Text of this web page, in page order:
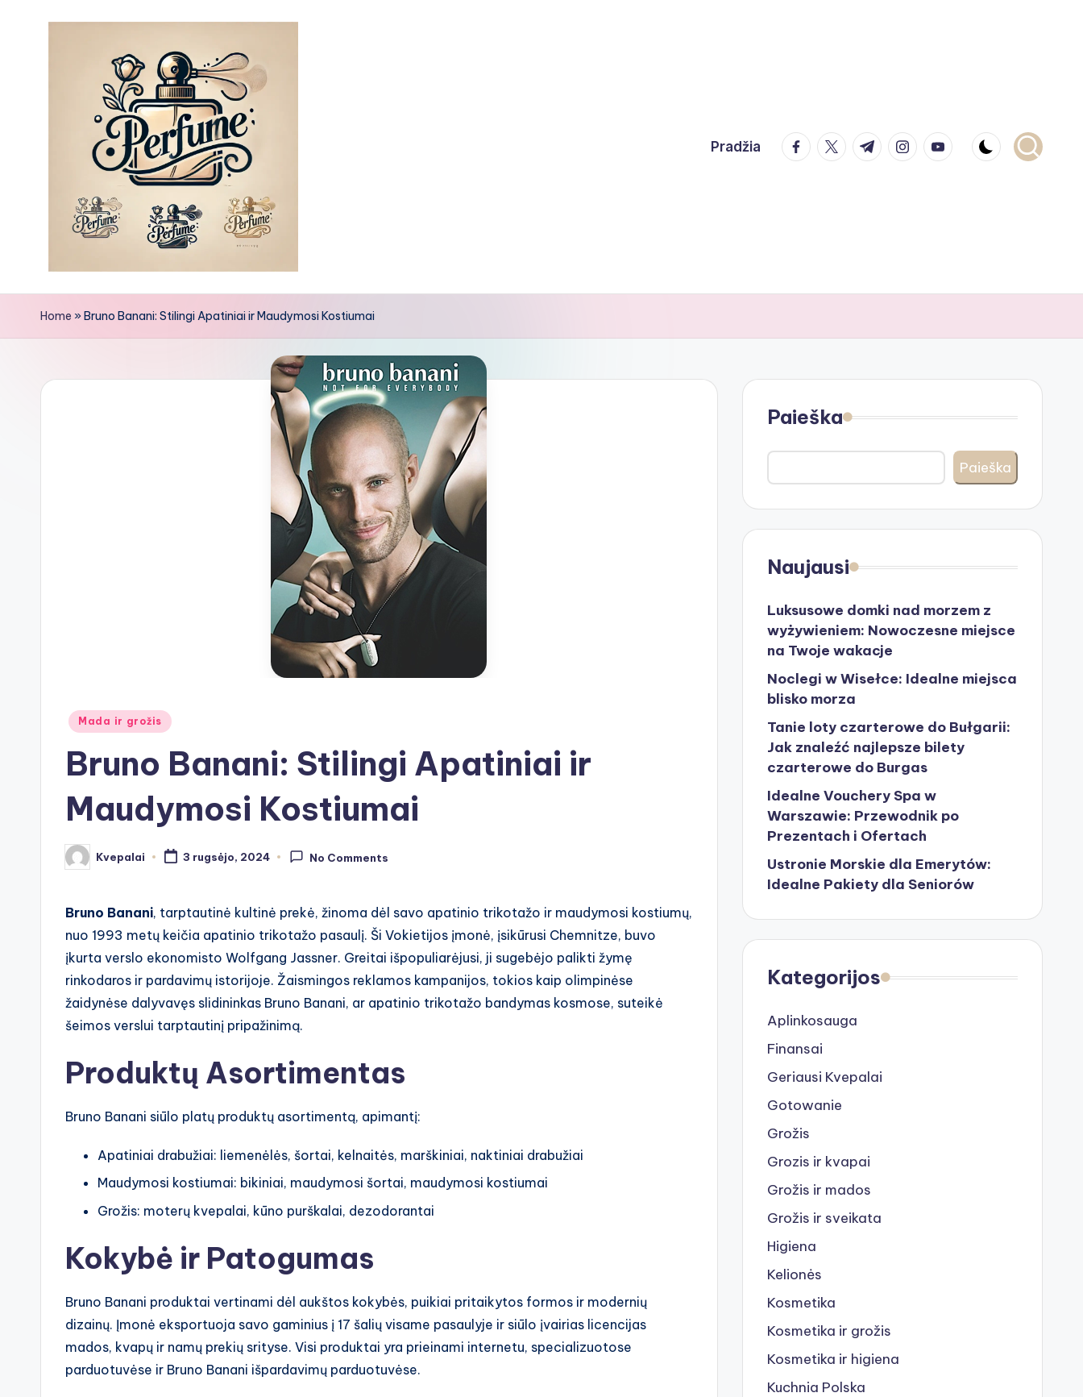
Pradžia facebook.com
twitter.com
t.me instagram.com
youtube.com
Home »Bruno Banani: Stilingi Apatiniai ir Maudymosi Kostiumai
Posted
Mada ir grožis
Bruno Banani: Stilingi Apatiniai ir
Maudymosi Kostiumai
Posted
by
Kvepalai 3 rugsėjo, 2024 No Comments
Bruno Banani, tarptautinė kultinė prekė, žinoma dėl savo apatinio trikotažo ir maudymosi kostiumų,
nuo 1993 metų keičia apatinio trikotažo pasaulį. Ši Vokietijos įmonė, įsikūrusi Chemnitze, buvo
įkurta verslo ekonomisto Wolfgang Jassner. Greitai išpopuliarėjusi, ji sugebėjo palikti žymę
rinkodaros ir pardavimų istorijoje. Žaismingos reklamos kampanijos, tokios kaip olimpinėse
žaidynėse dalyvavęs slidininkas Bruno Banani, ar apatinio trikotažo bandymas kosmose, suteikė
šeimos verslui tarptautinį pripažinimą.
Produktų Asortimentas
Bruno Banani siūlo platų produktų asortimentą, apimantį:
Apatiniai drabužiai: liemenėlės, šortai, kelnaitės, marškiniai, naktiniai drabužiai
Maudymosi kostiumai: bikiniai, maudymosi šortai, maudymosi kostiumai
Grožis: moterų kvepalai, kūno purškalai, dezodorantai
Kokybė ir Patogumas
Bruno Banani produktai vertinami dėl aukštos kokybės, puikiai pritaikytos formos ir modernių
dizainų. Įmonė eksportuoja savo gaminius į 17 šalių visame pasaulyje ir siūlo įvairias licencijas
mados, kvapų ir namų prekių srityse. Visi produktai yra prieinami internetu, specializuotose
parduotuvėse ir Bruno Banani išpardavimų parduotuvėse.
Paieška
Paieška
Naujausi
Luksusowe domki nad morzem z
wyżywieniem: Nowoczesne miejsce
na Twoje wakacje
Noclegi w Wisełce: Idealne miejsca
blisko morza
Tanie loty czarterowe do Bułgarii:
Jak znaleźć najlepsze bilety
czarterowe do Burgas
Idealne Vouchery Spa w
Warszawie: Przewodnik po
Prezentach i Ofertach
Ustronie Morskie dla Emerytów:
Idealne Pakiety dla Seniorów
Kategorijos
Aplinkosauga
Finansai
Geriausi Kvepalai
Gotowanie
Grožis
Grozis ir kvapai
Grožis ir mados
Grožis ir sveikata
Higiena
Kelionės
Kosmetika
Kosmetika ir grožis
Kosmetika ir higiena
Kuchnia Polska